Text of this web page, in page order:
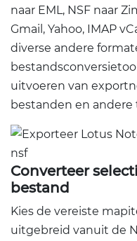
naar EML, NSF naar
Gmail, Yahoo, IMAP
diverse andere
uitvoeren van
bestanden en andere
Converteer
bestand
Kies de vereiste
uitgebreid vanuit de